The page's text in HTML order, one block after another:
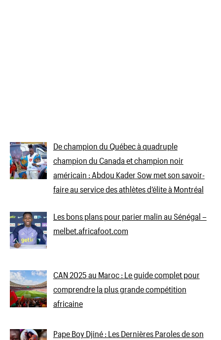
De champion du Québec à quadruple
champion du Canada et champion noir
américain : Abdou Kader Sow met son savoir-
faire au service des athlètes d’élite à Montréal
Les bons plans pour parier malin au Sénégal –
melbet.africafoot.com
CAN 2025 au Maroc : Le guide complet pour
comprendre la plus grande compétition
africaine
Pape Boy Djiné : Les Dernières Paroles de son